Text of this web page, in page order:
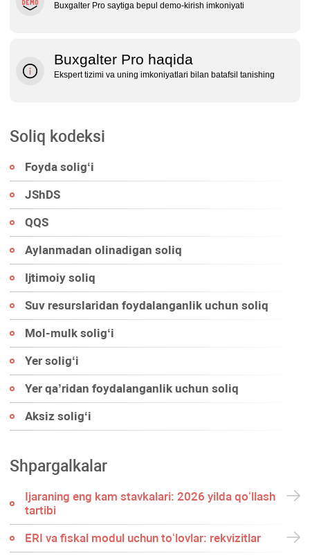
Buxgalter Pro saytiga bepul demo‑kirish imkoniyati
Buxgalter Pro haqida
Ekspert tizimi va uning imkoniyatlari bilan batafsil tanishing
Soliq kodeksi
Foyda soligʻi
JShDS
QQS
Aylanmadan olinadigan soliq
Ijtimoiy soliq
Suv resurslaridan foydalanganlik uchun soliq
Mol-mulk soligʻi
Yer soligʻi
Yer qa’ridan foydalanganlik uchun soliq
Aksiz soligʻi
Shpargalkalar
Ijaraning eng kam stavkalari: 2026 yilda qoʻllash
tartibi
ERI va fiskal modul uchun toʻlovlar: rekvizitlar